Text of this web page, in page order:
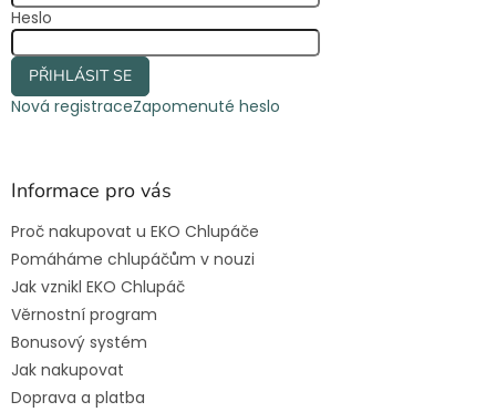
Heslo
PŘIHLÁSIT SE
Nová registraceZapomenuté heslo
Informace pro vás
Proč nakupovat u EKO Chlupáče
Pomáháme chlupáčům v nouzi
Jak vznikl EKO Chlupáč
Věrnostní program
Bonusový systém
Jak nakupovat
Doprava a platba